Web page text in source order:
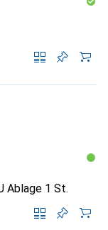
Ablage 1 St.